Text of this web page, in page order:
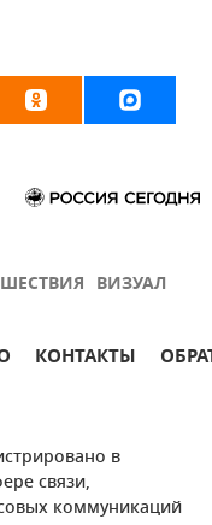
ВИЗУАЛ
КОНТАКТЫ
в
связи,
коммуникаций